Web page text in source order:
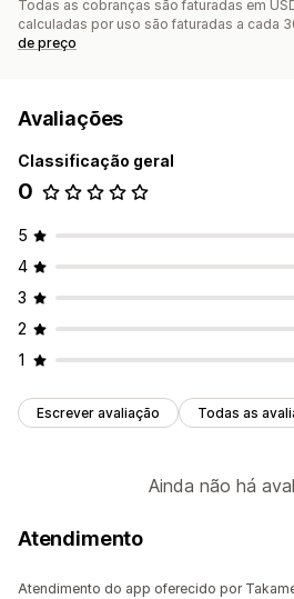
Todas as cobranças são faturadas em
calculadas por uso são faturadas a cada
de preço
Avaliações
Classificação geral
0
5
4
3
2
1
Escrever avaliação Todas as
Ainda não há
Atendimento
Atendimento do app oferecido por